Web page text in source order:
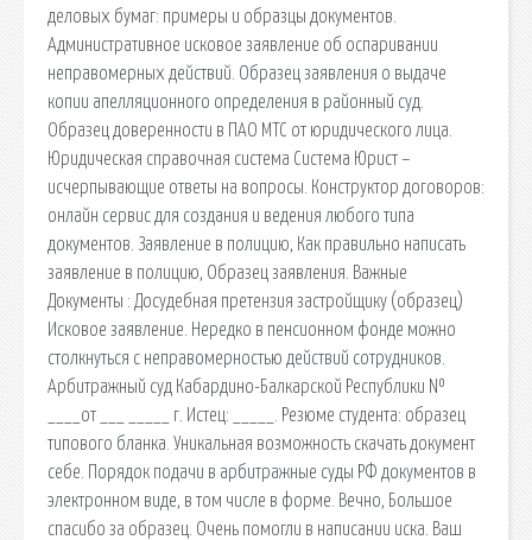
деловых бумаг: примеры и образцы документов.
Административное исковое заявление об оспаривании
неправомерных действий. Образец заявления о выдаче
копии апелляционного определения в районный суд.
Образец доверенности в ПАО МТС от юридического лица.
Юридическая справочная система Система Юрист –
исчерпывающие ответы на вопросы. Конструктор договоров:
онлайн сервис для создания и ведения любого типа
документов. Заявление в полицию, Как правильно написать
заявление в полицию, Образец заявления. Важные
Документы : Досудебная претензия застройщику (образец)
Исковое заявление. Нередко в пенсионном фонде можно
столкнуться с неправомерностью действий сотрудников.
Арбитражный суд Кабардино-Балкарской Республики №
____от ___ _____ г. Истец: _____. Резюме студента: образец
типового бланка. Уникальная возможность скачать документ
себе. Порядок подачи в арбитражные суды РФ документов в
электронном виде, в том числе в форме. Вечно, Большое
спасибо за образец. Очень помогли в написании иска. Ваш